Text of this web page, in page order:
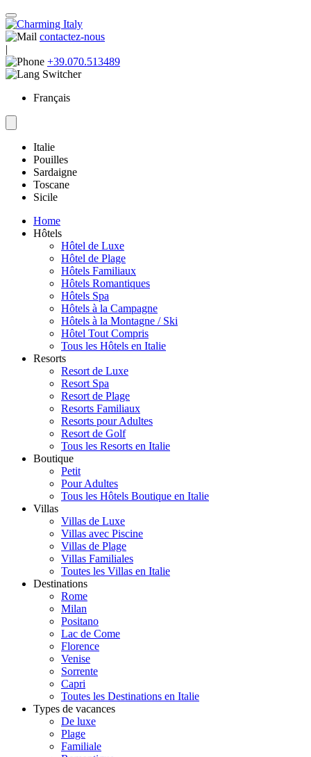
contactez-nous
|
+39.070.513489
Français
Italie
Pouilles
Sardaigne
Toscane
Sicile
Home
Hôtels
Hôtel de Luxe
Hôtel de Plage
Hôtels Familiaux
Hôtels Romantiques
Hôtels Spa
Hôtels à la Campagne
Hôtels à la Montagne / Ski
Hôtel Tout Compris
Tous les Hôtels en Italie
Resorts
Resort de Luxe
Resort Spa
Resort de Plage
Resorts Familiaux
Resorts pour Adultes
Resort de Golf
Tous les Resorts en Italie
Boutique
Petit
Pour Adultes
Tous les Hôtels Boutique en Italie
Villas
Villas de Luxe
Villas avec Piscine
Villas de Plage
Villas Familiales
Toutes les Villas en Italie
Destinations
Rome
Milan
Positano
Lac de Come
Florence
Venise
Sorrente
Capri
Toutes les Destinations en Italie
Types de vacances
De luxe
Plage
Familiale